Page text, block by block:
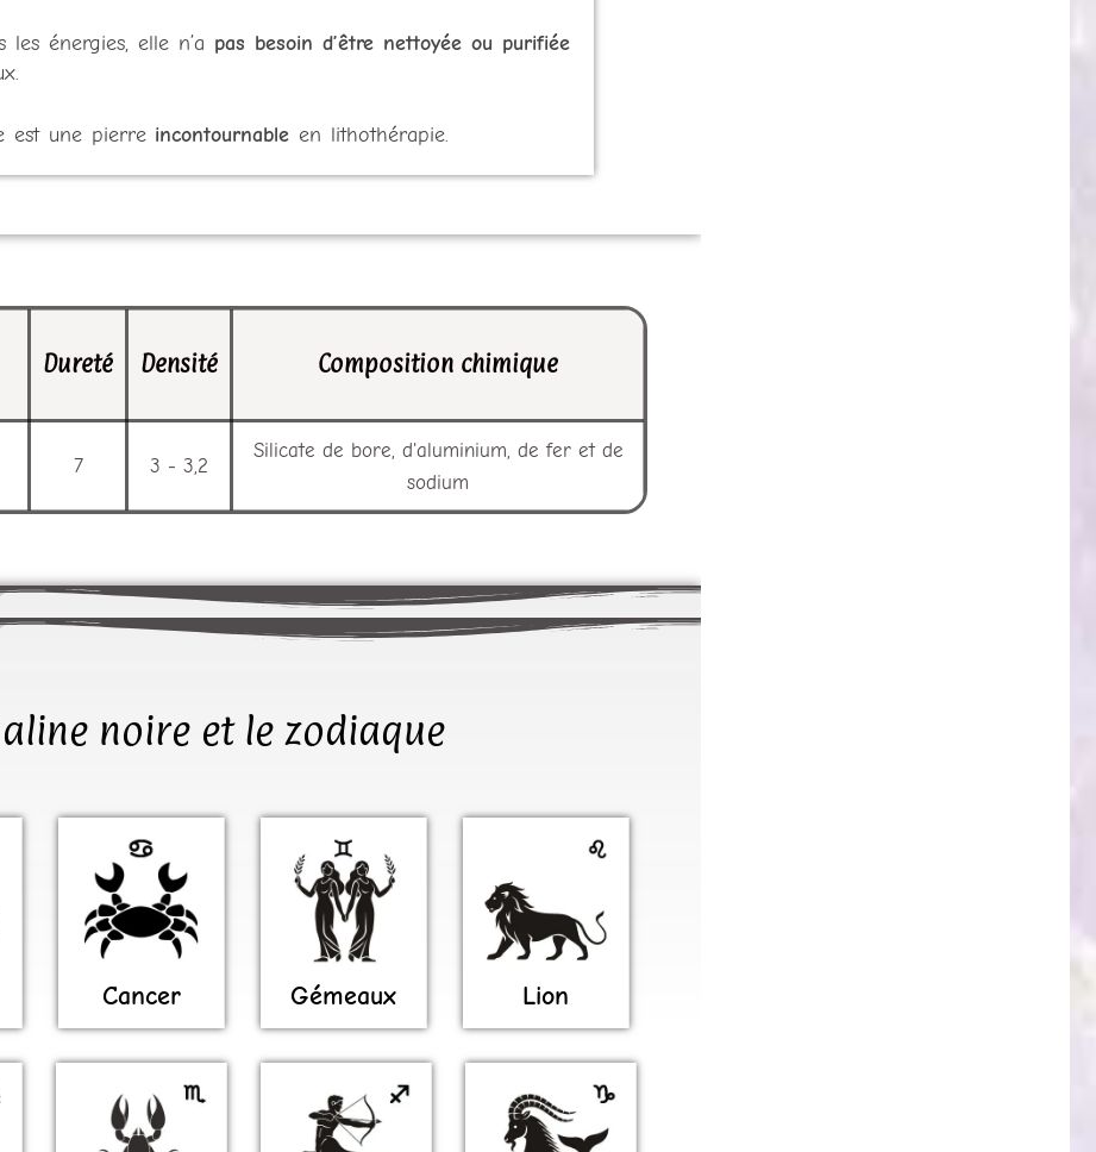
les énergies, elle n’a pas besoin d’être nettoyée ou purifiée
est une pierre incontournable en lithothérapie.
Dureté Densité Composition chimique
7 3 - 3,2
Silicate de bore, d'aluminium, de fer et de
sodium
noire et le zodiaque
Cancer Gémeaux Lion